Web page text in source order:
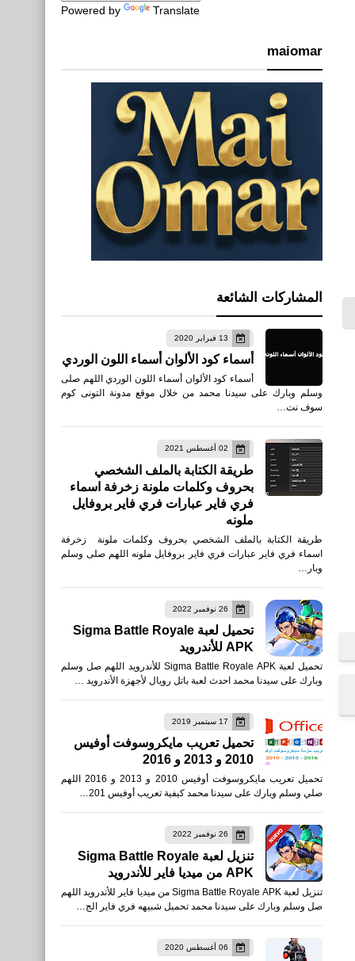
Powered by Translate
maiomar
المشاركات الشائعة
13 فبراير 2020
أسماء كود الألوان أسماء اللون الوردي
أسماء كود الألوان أسماء اللون الوردي اللهم صلى
وسلم وبارك على سيدنا محمد من خلال موقع مدونة التونى كوم
سوف نت…
02 أغسطس 2021
طريقة الكتابة بالملف الشخصي
بحروف وكلمات ملونة زخرفة اسماء
فري فاير عبارات فري فاير بروفايل
ملونه
طريقة الكتابة بالملف الشخصي بحروف وكلمات ملونة زخرفة
اسماء فري فاير عبارات فري فاير بروفايل ملونه اللهم صلى وسلم
وبار…
26 نوفمبر 2022
تحميل لعبة Sigma Battle Royale
APK للأندرويد
تحميل لعبة Sigma Battle Royale APK للأندرويد اللهم صل وسلم
وبارك على سيدنا محمد احدث لعبة باتل رويال لأجهزة الأندرويد …
17 سبتمبر 2019
تحميل تعريب مايكروسوفت أوفيس
2010 و 2013 و 2016
تحميل تعريب مايكروسوفت أوفيس 2010 و 2013 و 2016 اللهم
صلي وسلم وبارك على سيدنا محمد كيفية تعريب أوفيس 201…
26 نوفمبر 2022
تنزيل لعبة Sigma Battle Royale
APK من ميديا فاير للأندرويد
تنزيل لعبة Sigma Battle Royale APK من ميديا فاير للأندرويد اللهم
صل وسلم وبارك على سيدنا محمد تحميل شبيهه فري فاير الج…
06 أغسطس 2020
صحة
أضرار التدخين على الجهاز
التنفسي
نطبيقات
تحميل Fishing Clash: لعبة
صيد السمك. صياد السمك